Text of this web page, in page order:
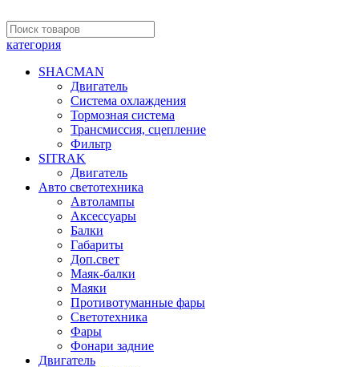
категория
SHACMAN
Двигатель
Система охлаждения
Тормозная система
Трансмиссия, сцепление
Фильтр
SITRAK
Двигатель
Авто светотехника
Автолампы
Аксессуары
Балки
Габариты
Доп.свет
Маяк-балки
Маяки
Противотуманные фары
Светотехника
Фары
Фонари задние
Двигатель